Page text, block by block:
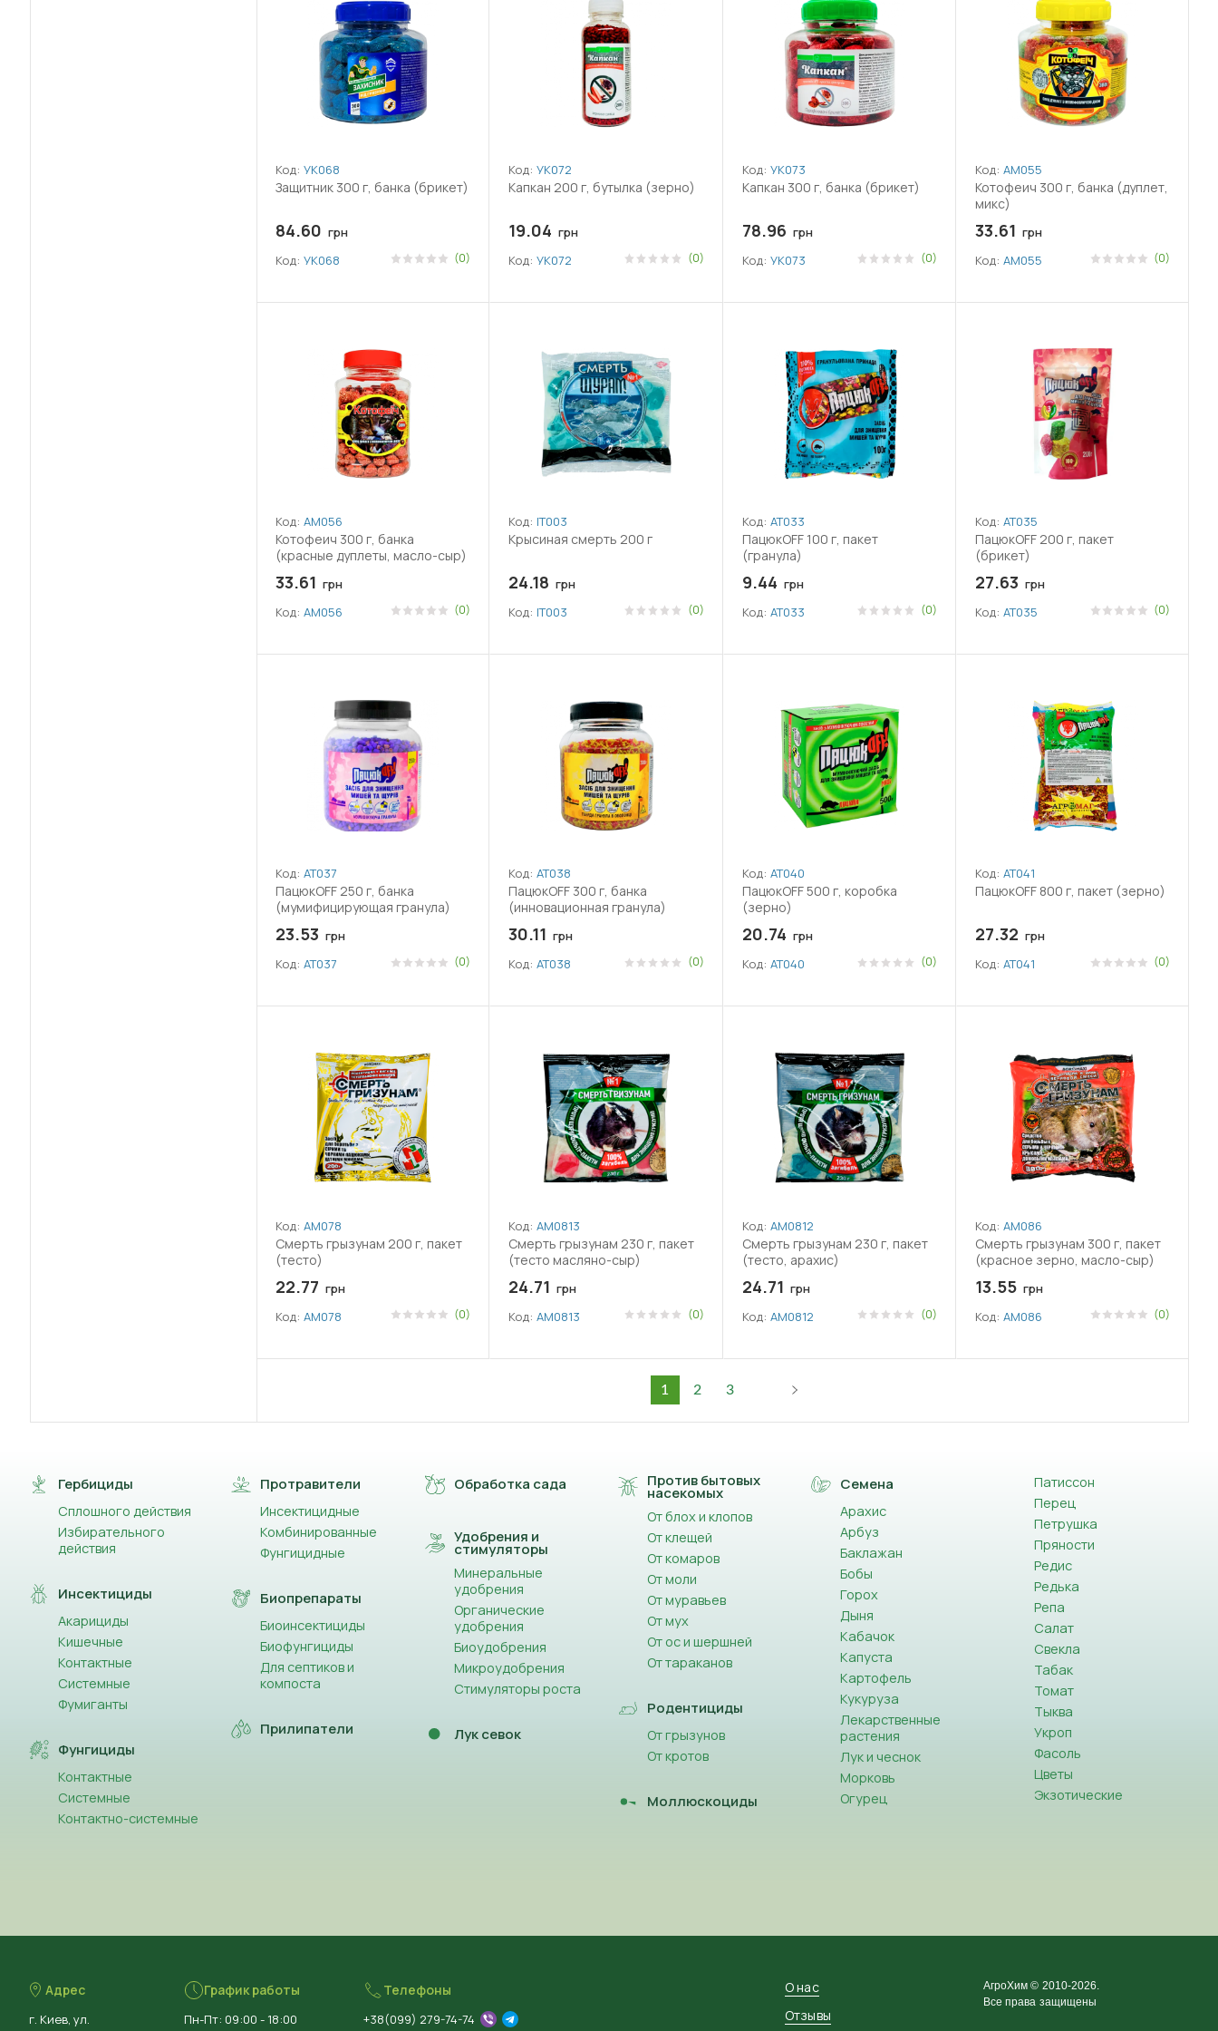
Каптан(3)
Карбамід(1)
Карбід(1)
Клопіралід (5)
Кобальт (Co) (1)
Крезоксим-метил
Кремній(1)
Манкоцеб
Код: УК068
Защитник 300 г, банка (брикет)
84.60 грн
Код: УК068 (0)
Код: УК072
Капкан 200 г, бутылка (зерно)
19.04 грн
Код: УК072 (0)
Код: УК073
Капкан 300 г, банка (брикет)
78.96 грн
Код: УК073 (0)
Код: АМ055
Котофеич 300 г, банка (дуплет,
микс)
33.61 грн
Код: АМ055 (0)
Код: АМ056
Котофеич 300 г, банка
(красные дуплеты, масло-сыр)
33.61 грн
Код: АМ056 (0)
Код: ІТ003
Крысиная смерть 200 г
24.18 грн
Код: ІТ003 (0)
Код: АТ033
ПацюкOFF 100 г, пакет
(гранула)
9.44 грн
Код: АТ033 (0)
Код: АТ035
ПацюкOFF 200 г, пакет
(брикет)
27.63 грн
Код: АТ035 (0)
Код: АТ037
ПацюкOFF 250 г, банка
(мумифицирующая гранула)
23.53 грн
Код: АТ037 (0)
Код: АТ038
ПацюкOFF 300 г, банка
(инновационная гранула)
30.11 грн
Код: АТ038 (0)
Код: АТ040
ПацюкOFF 500 г, коробка
(зерно)
20.74 грн
Код: АТ040 (0)
Код: АТ041
ПацюкOFF 800 г, пакет (зерно)
27.32 грн
Код: АТ041 (0)
Код: АМ078
Смерть грызунам 200 г, пакет
(тесто)
22.77 грн
Код: АМ078 (0)
Код: АМ0813
Смерть грызунам 230 г, пакет
(тесто масляно-сыр)
24.71 грн
Код: АМ0813 (0)
Код: АМ0812
Смерть грызунам 230 г, пакет
(тесто, арахис)
24.71 грн
Код: АМ0812 (0)
Код: АМ086
Смерть грызунам 300 г, пакет
(красное зерно, масло-сыр)
13.55 грн
Код: АМ086 (0)
1 2 3
Гербициды
Сплошного действия
Избирательного
действия
Инсектициды
Акарициды
Кишечные
Контактные
Системные
Фумиганты
Фунгициды
Контактные
Системные
Контактно-системные
Протравители
Инсектицидные
Комбинированные
Фунгицидные
Биопрепараты
Биоинсектициды
Биофунгициды
Для септиков и
компоста
Прилипатели
Обработка сада
Удобрения и
стимуляторы
Минеральные
удобрения
Органические
удобрения
Биоудобрения
Микроудобрения
Стимуляторы роста
Лук севок
Против бытовых
насекомых
От блох и клопов
От клещей
От комаров
От моли
От муравьев
От мух
От ос и шершней
От тараканов
Родентициды
От грызунов
От кротов
Моллюскоциды
Семена
Арахис
Арбуз
Баклажан
Бобы
Горох
Дыня
Кабачок
Капуста
Картофель
Кукуруза
Лекарственные
растения
Лук и чеснок
Морковь
Огурец
Патиссон
Перец
Петрушка
Пряности
Редис
Редька
Репа
Салат
Свекла
Табак
Томат
Тыква
Укроп
Фасоль
Цветы
Экзотические
Адрес
г. Киев, ул.
График работы
Пн-Пт: 09:00 - 18:00
Телефоны
+38(099) 279-74-74
О нас
Отзывы
АгроХим © 2010-2026.
Все права защищены